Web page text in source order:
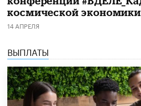
космической экономики
14 АПРЕЛЯ
ВЫПЛАТЫ